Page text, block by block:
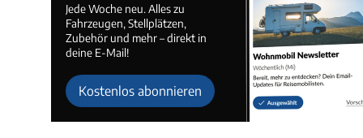
Jede Woche neu. Alles zu
Fahrzeugen, Stellplätzen,
Zubehör und mehr – direkt in
deine E-Mail!
Kostenlos abonnieren